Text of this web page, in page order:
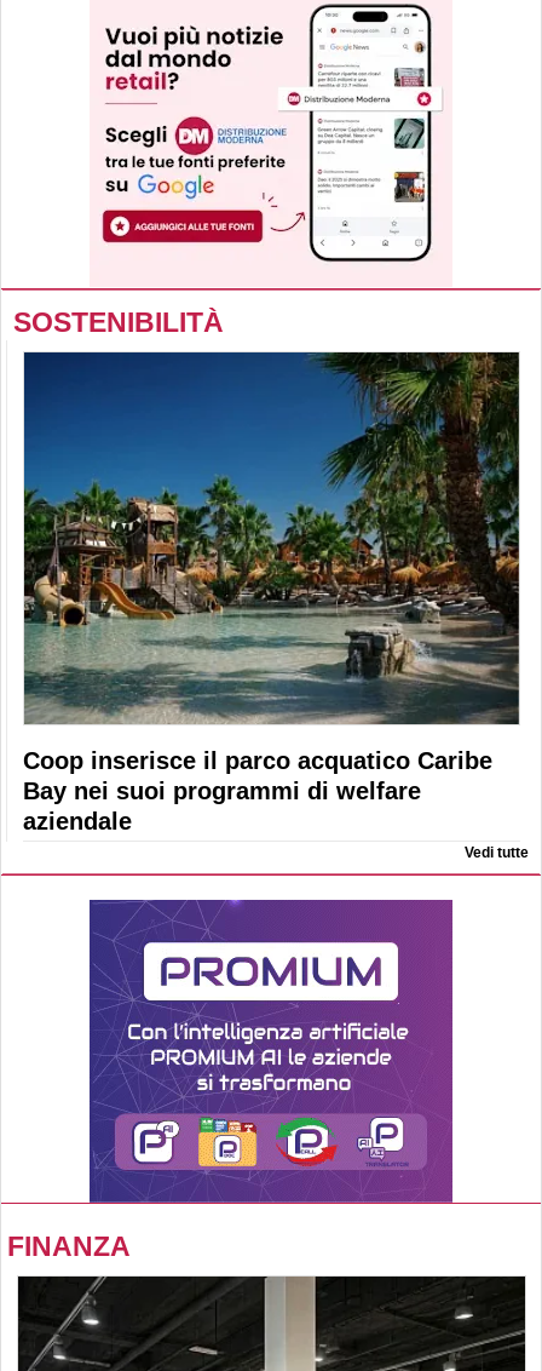
SOSTENIBILITÀ
Coop inserisce il parco acquatico Caribe
Bay nei suoi programmi di welfare
aziendale
Vedi tutte
FINANZA